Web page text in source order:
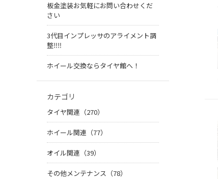
板金塗装お気軽にお問い合わせくだ
さい
3代目インプレッサのアライメント調
整‼︎‼︎
ホイール交換ならタイヤ館へ！
カテゴリ
タイヤ関連（270）
ホイール関連（77）
オイル関連（39）
その他メンテナンス（78）